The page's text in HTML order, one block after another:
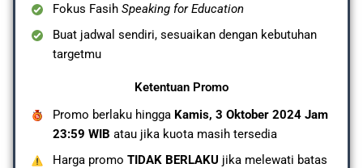
Fokus Fasih Speaking for Education
Buat jadwal sendiri, sesuaikan dengan kebutuhan
targetmu
Ketentuan Promo
Promo berlaku hingga Kamis, 3 Oktober 2024 Jam
23:59 WIB atau jika kuota masih tersedia
Harga promo TIDAK BERLAKU jika melewati batas